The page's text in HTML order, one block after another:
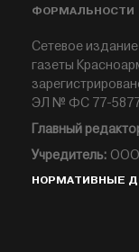
ФОРМАЛЬНОСТИ
Сетевое
газеты
ЭЛ № ФС 77-
Главный
Учредитель: ООО
НОРМАТИВНЫЕ